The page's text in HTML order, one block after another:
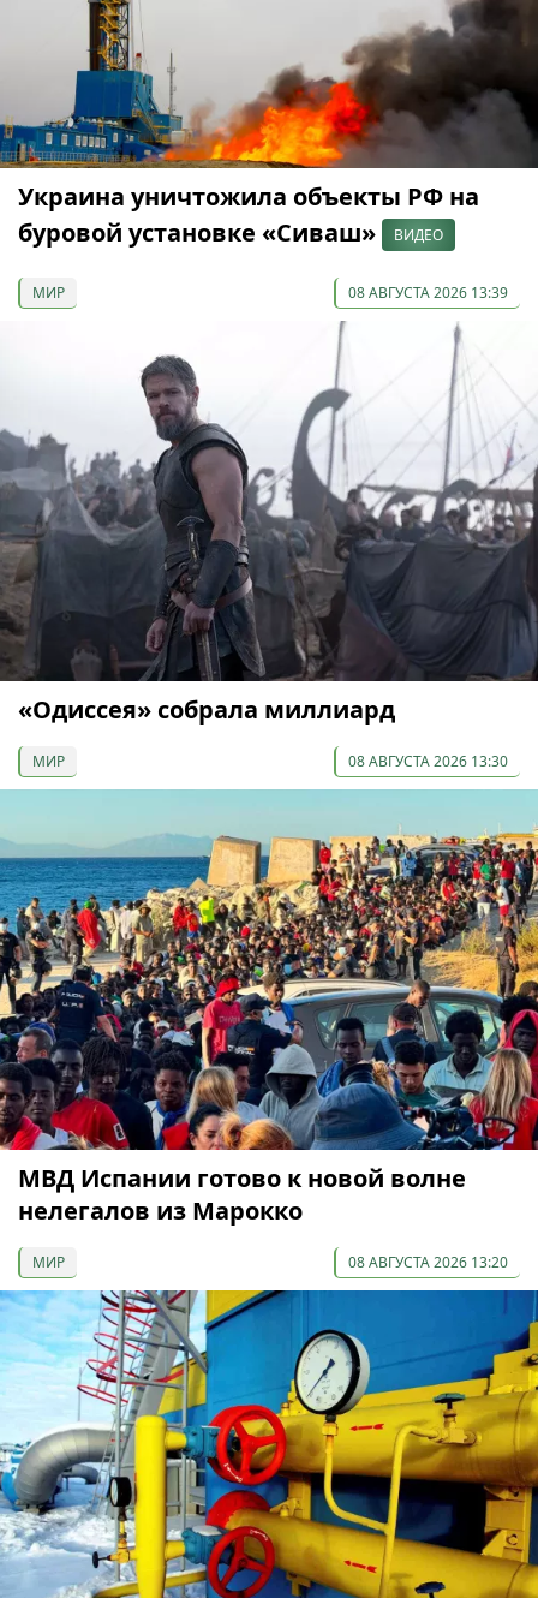
Украина уничтожила объекты РФ на
буровой установке «Сиваш»
ВИДЕО
МИР 08 АВГУСТА 2026 13:39
«Одиссея» собрала миллиард
МИР 08 АВГУСТА 2026 13:30
МВД Испании готово к новой волне
нелегалов из Марокко
МИР 08 АВГУСТА 2026 13:20